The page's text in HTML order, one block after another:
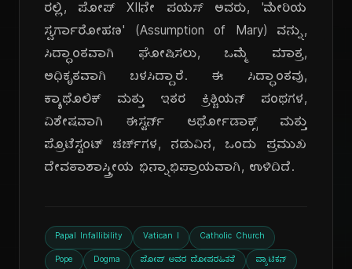
ರಲ್ಲಿ, ಪೋಪ್ XIIನೇ ಪಯಸ್ ಅವರು, 'ಮೇರಿಯ
ಸ್ವರ್ಗಾರೋಹಣ' (Assumption of Mary) ವನ್ನು,
ಸಿದ್ಧಾಂತವಾಗಿ ಘೋಷಿಸಲು, ಒಮ್ಮೆ ಮಾತ್ರ,
ಅಧಿಕೃತವಾಗಿ ಬಳಸಿದ್ದಾರೆ. ಈ ಸಿದ್ಧಾಂತವು,
ಕ್ಯಾಥೊಲಿಕ್ ಮತ್ತು ಇತರ ಕ್ರಿಶ್ಚಿಯನ್ ಪಂಥಗಳ,
ವಿಶೇಷವಾಗಿ ಈಸ್ಟರ್ನ್ ಆರ್ಥೋಡಾಕ್ಸ್ ಮತ್ತು
ಪ್ರೊಟೆಸ್ಟಂಟ್ ಚರ್ಚ್‌ಗಳ, ನಡುವಿನ, ಒಂದು ಪ್ರಮುಖ
ದೇವತಾಶಾಸ್ತ್ರೀಯ ಭಿನ್ನಾಭಿಪ್ರಾಯವಾಗಿ, ಉಳಿದಿದೆ.
Papal Infallibility Vatican I Catholic Church
Pope Dogma ಪೋಪ್ ಅವರ ದೋಷರಹಿತತೆ ವ್ಯಾಟಿಕನ್